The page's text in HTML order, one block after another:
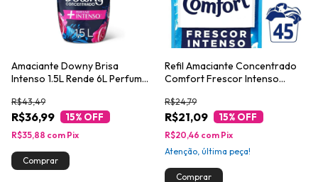
Amaciante Downy Brisa
Intenso 1.5L Rende 6L Perfume
R$36,99
R$43,49
15% OFF
R$35,88 com Pix
Refil Amaciante Concentrado
Comfort Frescor Intenso
R$21,09
R$24,79
15% OFF
R$20,46 com Pix
Atenção, última peça!